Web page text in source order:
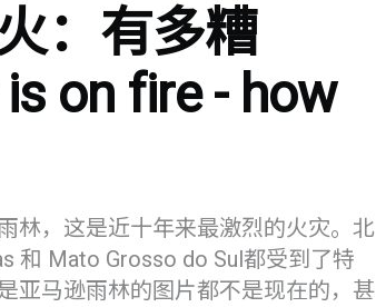
：有多糟
on fire - how
林，这是近十年来最激烈的火灾。北
和 Mato Grosso do Sul都受到了特
亚马逊雨林的图片都不是现在的，甚